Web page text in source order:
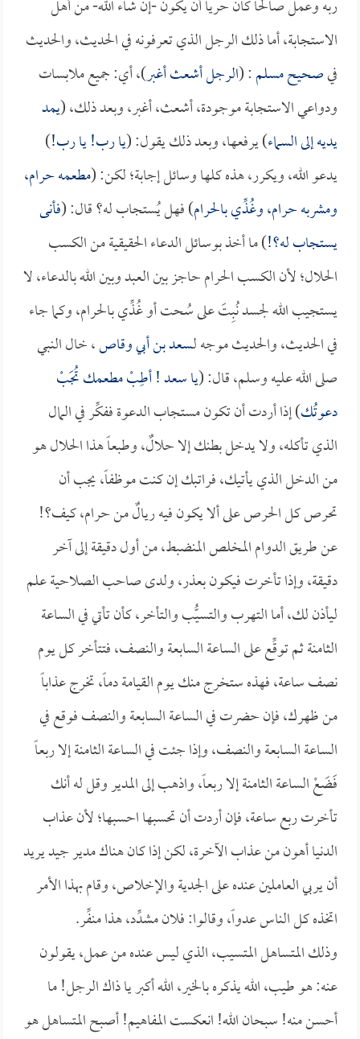
ربه وعمل صالحاً كان حرياً أن يكون -إن شاء الله- من أهل
الاستجابة، أما ذلك الرجل الذي تعرفونه في الحديث، والحديث
فيصحيح مسلم: (الرجل أشعث أغبر)، أي: جميع ملابسات
ودواعي الاستجابة موجودة، أشعث، أغبر، وبعد ذلك، (يمد
يديه إلى السماء) يرفعها، وبعد ذلك يقول: (يا رب! يا رب!)
يدعو الله، ويكرر، هذه كلها وسائل إجابة؛ لكن: (مطعمه حرام،
ومشربه حرام، وغُذِّي بالحرام) فهل يُستجاب له؟ قال: (فأنى
يستجاب له؟!) ما أخذ بوسائل الدعاء الحقيقية من الكسب
الحلال؛ لأن الكسب الحرام حاجز بين العبد وبين الله بالدعاء، لا
يستجيب الله لجسد نُبِتَ على سُحت أو غُذِّي بالحرام، وكما جاء
في الحديث، والحديث موجه لـسعد بن أبي وقاص، خال النبي
صلى الله عليه وسلم، قال: (ياسعد! أطِبْ مطعمك تُجَبْ
دعوتُك) إذا أردت أن تكون مستجاب الدعوة ففكِّر في المال
الذي تأكله، ولا يدخل بطنك إلا حلالٌ، وطبعاً هذا الحلال هو
من الدخل الذي يأتيك، فراتبك إن كنت موظفاً، يجب أن
تحرص كل الحرص على ألا يكون فيه ريالٌ من حرام، كيف؟!
عن طريق الدوام المخلص المنضبط، من أول دقيقة إلى آخر
دقيقة، وإذا تأخرت فيكون بعذر، ولدى صاحب الصلاحية علم
ليأذن لك، أما التهرب والتسيُّب والتأخر، كأن تأتي في الساعة
الثامنة ثم توقِّع على الساعة السابعة والنصف، فتتأخر كل يوم
نصف ساعة، فهذه ستخرج منك يوم القيامة دماً، تخرج عذاباً
من ظهرك، فإن حضرت في الساعة السابعة والنصف فوقع في
الساعة السابعة والنصف، وإذا جئت في الساعة الثامنة إلا ربعاً
فَضَعْ الساعة الثامنة إلا ربعاً، واذهب إلى المدير وقل له أنك
تأخرت ربع ساعة، فإن أردت أن تحسبها احسبها؛ لأن عذاب
الدنيا أهون من عذاب الآخرة، لكن إذا كان هناك مدير جيد يريد
أن يربي العاملين عنده على الجدية والإخلاص، وقام بهذا الأمر
اتخذه كل الناس عدواً، وقالوا: فلان مشدِّد، هذا منفِّر.
وذلك المتساهل المتسيب، الذي ليس عنده من عمل، يقولون
عنه: هو طيب، الله يذكره بالخير، الله أكبر يا ذاك الرجل! ما
أحسن منه! سبحان الله! انعكست المفاهيم! أصبح المتساهل هو